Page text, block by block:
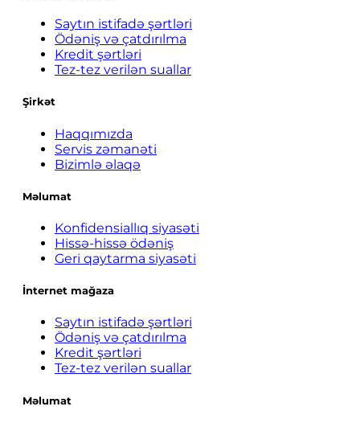
Saytın istifadə şərtləri
Ödəniş və çatdırılma
Kredit şərtləri
Tez-tez verilən suallar
Şirkət
Haqqımızda
Servis zəmanəti
Bizimlə əlaqə
Məlumat
Konfidensiallıq siyasəti
Hissə-hissə ödəniş
Geri qaytarma siyasəti
İnternet mağaza
Saytın istifadə şərtləri
Ödəniş və çatdırılma
Kredit şərtləri
Tez-tez verilən suallar
Məlumat